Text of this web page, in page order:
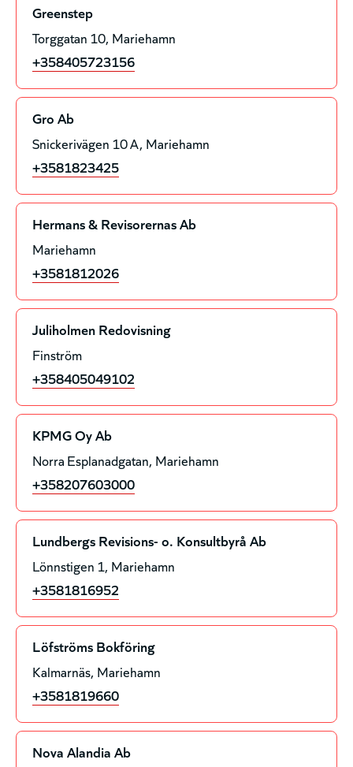
Greenstep
Torggatan 10 Mariehamn
+358405723156
Gro Ab
Snickerivägen 10 A Mariehamn
+3581823425
Hermans & Revisorernas Ab
Mariehamn
+3581812026
Juliholmen Redovisning
Finström
+358405049102
KPMG Oy Ab
Norra Esplanadgatan Mariehamn
+358207603000
Lundbergs Revisions- o. Konsultbyrå Ab
Lönnstigen 1 Mariehamn
+3581816952
Löfströms Bokföring
Kalmarnäs Mariehamn
+3581819660
Nova Alandia Ab